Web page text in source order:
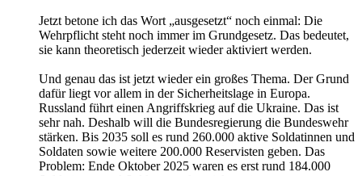
Jetzt betone ich das Wort „ausgesetzt“ noch einmal: Die
Wehrpflicht steht noch immer im Grundgesetz. Das bedeutet,
sie kann theoretisch jederzeit wieder aktiviert werden.
Und genau das ist jetzt wieder ein großes Thema. Der Grund
dafür liegt vor allem in der Sicherheitslage in Europa.
Russland führt einen Angriffskrieg auf die Ukraine. Das ist
sehr nah. Deshalb will die Bundesregierung die Bundeswehr
stärken. Bis 2035 soll es rund 260.000 aktive Soldatinnen und
Soldaten sowie weitere 200.000 Reservisten geben. Das
Problem: Ende Oktober 2025 waren es erst rund 184.000